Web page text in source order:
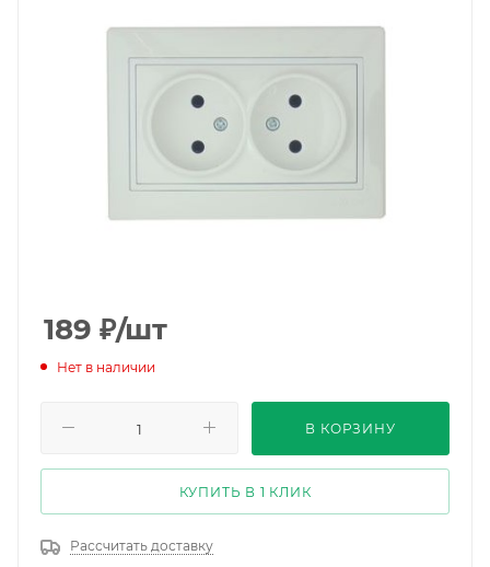
189 ₽/шт
Нет в наличии
В КОРЗИНУ
КУПИТЬ В 1 КЛИК
Рассчитать доставку